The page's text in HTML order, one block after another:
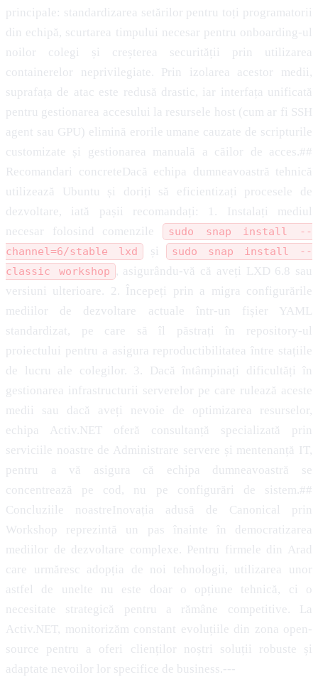
principale: standardizarea setărilor pentru toți programatorii
din echipă, scurtarea timpului necesar pentru onboarding-ul
noilor colegi și creșterea securității prin utilizarea
containerelor neprivilegiate. Prin izolarea acestor medii,
suprafața de atac este redusă drastic, iar interfața unificată
pentru gestionarea accesului la resursele host (cum ar fi SSH
agent sau GPU) elimină erorile umane cauzate de scripturile
customizate și gestionarea manuală a căilor de acces.##
Recomandari concreteDacă echipa dumneavoastră tehnică
utilizează Ubuntu și doriți să eficientizați procesele de
dezvoltare, iată pașii recomandați: 1. Instalați mediul
necesar folosind comenzile
sudo snap install --
channel=6/stable lxd
și
sudo snap install --
classic workshop
, asigurându-vă că aveți LXD 6.8 sau
versiuni ulterioare. 2. Începeți prin a migra configurările
mediilor de dezvoltare actuale într-un fișier YAML
standardizat, pe care să îl păstrați în repository-ul
proiectului pentru a asigura reproductibilitatea între stațiile
de lucru ale colegilor. 3. Dacă întâmpinați dificultăți în
gestionarea infrastructurii serverelor pe care rulează aceste
medii sau dacă aveți nevoie de optimizarea resurselor,
echipa Activ.NET oferă consultanță specializată prin
serviciile noastre de Administrare servere și mentenanță IT,
pentru a vă asigura că echipa dumneavoastră se
concentrează pe cod, nu pe configurări de sistem.##
Concluziile noastreInovația adusă de Canonical prin
Workshop reprezintă un pas înainte în democratizarea
mediilor de dezvoltare complexe. Pentru firmele din Arad
care urmăresc adopția de noi tehnologii, utilizarea unor
astfel de unelte nu este doar o opțiune tehnică, ci o
necesitate strategică pentru a rămâne competitive. La
Activ.NET, monitorizăm constant evoluțiile din zona open-
source pentru a oferi clienților noștri soluții robuste și
adaptate nevoilor lor specifice de business.---